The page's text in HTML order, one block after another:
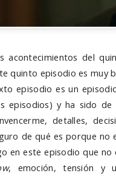
acontecimientos del
quinto episodio es muy
episodio es un
episodios) y ha sido
detalles,
de qué es porque no
en este episodio que no
, emoción, tensión y